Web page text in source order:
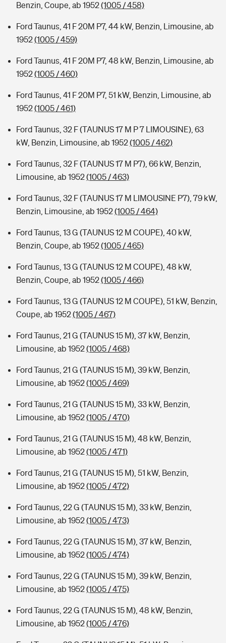
Benzin, Coupe, ab 1952(1005 / 458)
Ford Taunus, 41 F 20M P7, 44 kW, Benzin, Limousine, ab
1952(1005 / 459)
Ford Taunus, 41 F 20M P7, 48 kW, Benzin, Limousine, ab
1952(1005 / 460)
Ford Taunus, 41 F 20M P7, 51 kW, Benzin, Limousine, ab
1952(1005 / 461)
Ford Taunus, 32 F (TAUNUS 17 M P 7 LIMOUSINE), 63
kW, Benzin, Limousine, ab 1952(1005 / 462)
Ford Taunus, 32 F (TAUNUS 17 M P7), 66 kW, Benzin,
Limousine, ab 1952(1005 / 463)
Ford Taunus, 32 F (TAUNUS 17 M LIMOUSINE P7), 79 kW,
Benzin, Limousine, ab 1952(1005 / 464)
Ford Taunus, 13 G (TAUNUS 12 M COUPE), 40 kW,
Benzin, Coupe, ab 1952(1005 / 465)
Ford Taunus, 13 G (TAUNUS 12 M COUPE), 48 kW,
Benzin, Coupe, ab 1952(1005 / 466)
Ford Taunus, 13 G (TAUNUS 12 M COUPE), 51 kW, Benzin,
Coupe, ab 1952(1005 / 467)
Ford Taunus, 21 G (TAUNUS 15 M), 37 kW, Benzin,
Limousine, ab 1952(1005 / 468)
Ford Taunus, 21 G (TAUNUS 15 M), 39 kW, Benzin,
Limousine, ab 1952(1005 / 469)
Ford Taunus, 21 G (TAUNUS 15 M), 33 kW, Benzin,
Limousine, ab 1952(1005 / 470)
Ford Taunus, 21 G (TAUNUS 15 M), 48 kW, Benzin,
Limousine, ab 1952(1005 / 471)
Ford Taunus, 21 G (TAUNUS 15 M), 51 kW, Benzin,
Limousine, ab 1952(1005 / 472)
Ford Taunus, 22 G (TAUNUS 15 M), 33 kW, Benzin,
Limousine, ab 1952(1005 / 473)
Ford Taunus, 22 G (TAUNUS 15 M), 37 kW, Benzin,
Limousine, ab 1952(1005 / 474)
Ford Taunus, 22 G (TAUNUS 15 M), 39 kW, Benzin,
Limousine, ab 1952(1005 / 475)
Ford Taunus, 22 G (TAUNUS 15 M), 48 kW, Benzin,
Limousine, ab 1952(1005 / 476)